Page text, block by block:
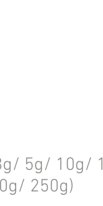
5g/ 10g/
250g)